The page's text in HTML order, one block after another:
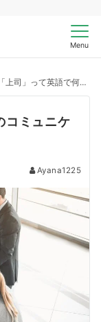
Menu
「上司」って英語で何？会社でのコミュニケーション英語を紹介
コミュニケ
Ayana1225